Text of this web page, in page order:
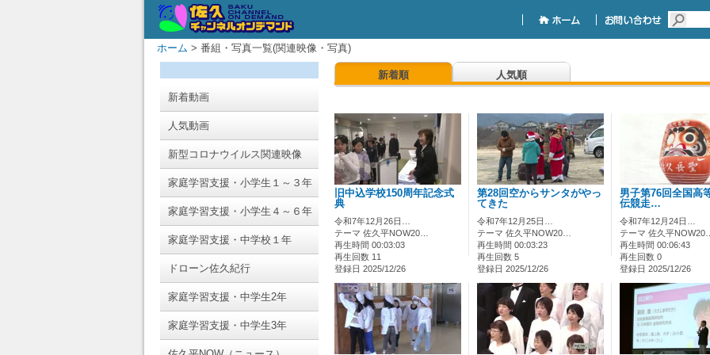
ホーム > 番組・写真一覧(関連映像・写真)
新着動画
人気動画
新型コロナウイルス関連映像
家庭学習支援・小学生１～３年
家庭学習支援・小学生４～６年
家庭学習支援・中学校１年
ドローン佐久紀行
家庭学習支援・中学生2年
家庭学習支援・中学生3年
新着順 人気順
旧中込学校150周年記念式
典
令和7年12月26日…
テーマ 佐久平NOW20…
再生時間 00:03:03
再生回数 11
登録日 2025/12/26
第28回空からサンタがやっ
てきた
令和7年12月25日…
テーマ 佐久平NOW20…
再生時間 00:03:23
再生回数 5
登録日 2025/12/26
男子第76回全国高
伝競走…
令和7年12月24日…
テーマ 佐久平
再生時間 00:06:43
再生回数 0
登録日 2025/12/26